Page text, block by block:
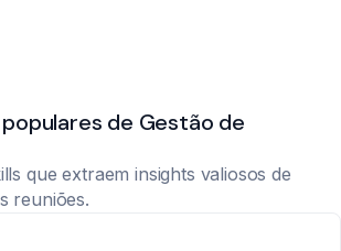
de Gestão de
que extraem insights valiosos de
reuniões.